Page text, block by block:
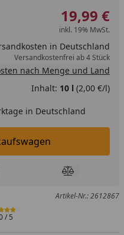
19,99 €
inkl. 19% MwSt.
in Deutschland
Versandkostenfrei ab 4 Stück
nach Menge und Land
Inhalt: 10 l (2,00 €/l)
in Deutschland
Einkaufswagen legen
hinzufügenProdukt
Artikel-Nr.: 2612867
/ 5